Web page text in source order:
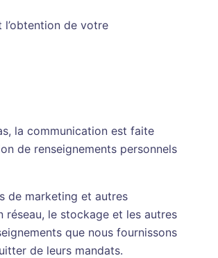
l’obtention de votre
la communication est faite
de renseignements personnels
de marketing et autres
réseau, le stockage et les autres
que nous fournissons
de leurs mandats.